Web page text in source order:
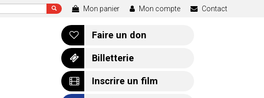
Mon panier Mon compte Contact
Faire un don
Billetterie
Inscrire un film